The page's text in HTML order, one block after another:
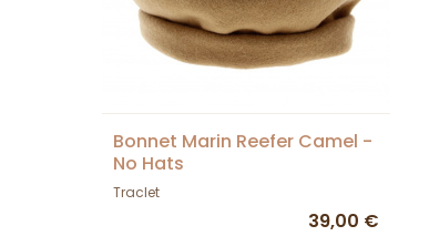
Bonnet Marin Reefer Camel -
No Hats
Traclet
39,00 €